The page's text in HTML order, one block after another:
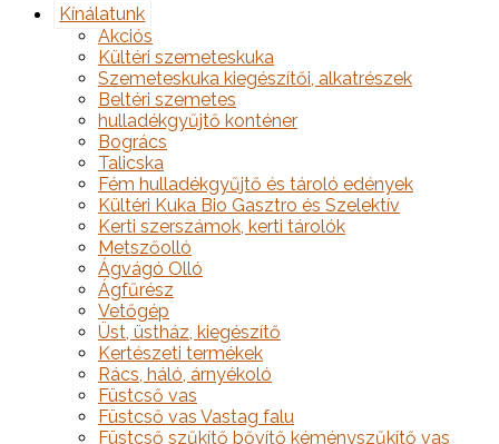
Kínálatunk
Akciós
Kültéri szemeteskuka
Szemeteskuka kiegészítői, alkatrészek
Beltéri szemetes
hulladékgyűjtő konténer
Bogrács
Talicska
Fém hulladékgyűjtő és tároló edények
Kültéri Kuka Bio Gasztro és Szelektív
Kerti szerszámok, kerti tárolók
Metszőolló
Ágvágó Olló
Ágfűrész
Vetőgép
Üst, üstház, kiegészítő
Kertészeti termékek
Rács, háló, árnyékoló
Füstcső vas
Füstcső vas Vastag falu
Füstcső szűkítő bővítő kéményszűkítő vas